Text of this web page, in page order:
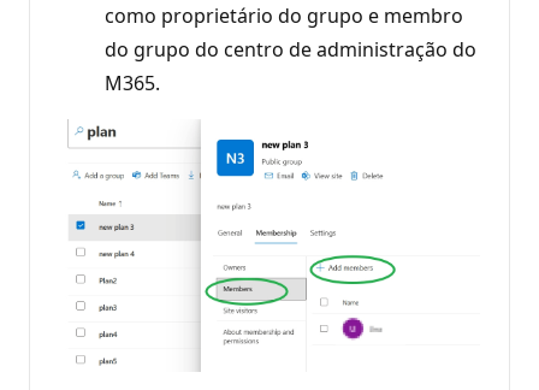
como proprietário do grupo e membro
do grupo do centro de administração do
M365.